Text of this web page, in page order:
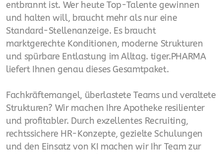
entbrannt ist. Wer heute Top-Talente gewinnen
und halten will, braucht mehr als nur eine
Standard-Stellenanzeige. Es braucht
marktgerechte Konditionen, moderne Strukturen
und spürbare Entlastung im Alltag. tiger.PHARMA
liefert Ihnen genau dieses Gesamtpaket.
Fachkräftemangel, überlastete Teams und veraltete
Strukturen? Wir machen Ihre Apotheke resilienter
und profitabler. Durch exzellentes Recruiting,
rechtssichere HR-Konzepte, gezielte Schulungen
und den Einsatz von KI machen wir Ihr Team zur
Apotheke verkaufen
Apotheke kaufen
Krisen Management
apothekeneigener Großhandel
Insolvenz-Prophylaxe
Standort Entwicklung
Impfen - Impf Hub Aufbau